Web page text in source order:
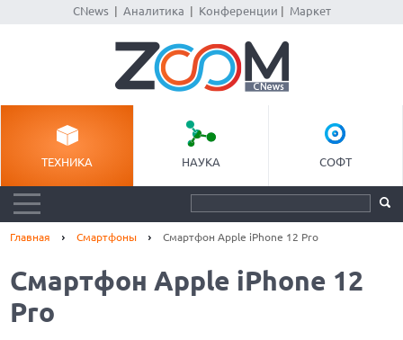
CNews| Аналитика Конференции Маркет
ТЕХНИКА НАУКА СОФТ
Главная Смартфоны Смартфон Apple iPhone 12 Pro
Смартфон Apple iPhone 12
Pro